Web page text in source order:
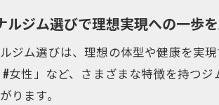
ルジム選びで理想実現への一歩
ジム選びは、理想の体型や健康を実
女性」など、さまざまな特徴を持つ
ります。